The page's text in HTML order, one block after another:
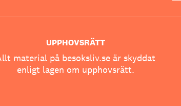
UPPHOVSRÄTT
material på besoksliv.se är skyddat
enligt lagen om upphovsrätt.